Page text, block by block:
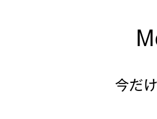
今だ